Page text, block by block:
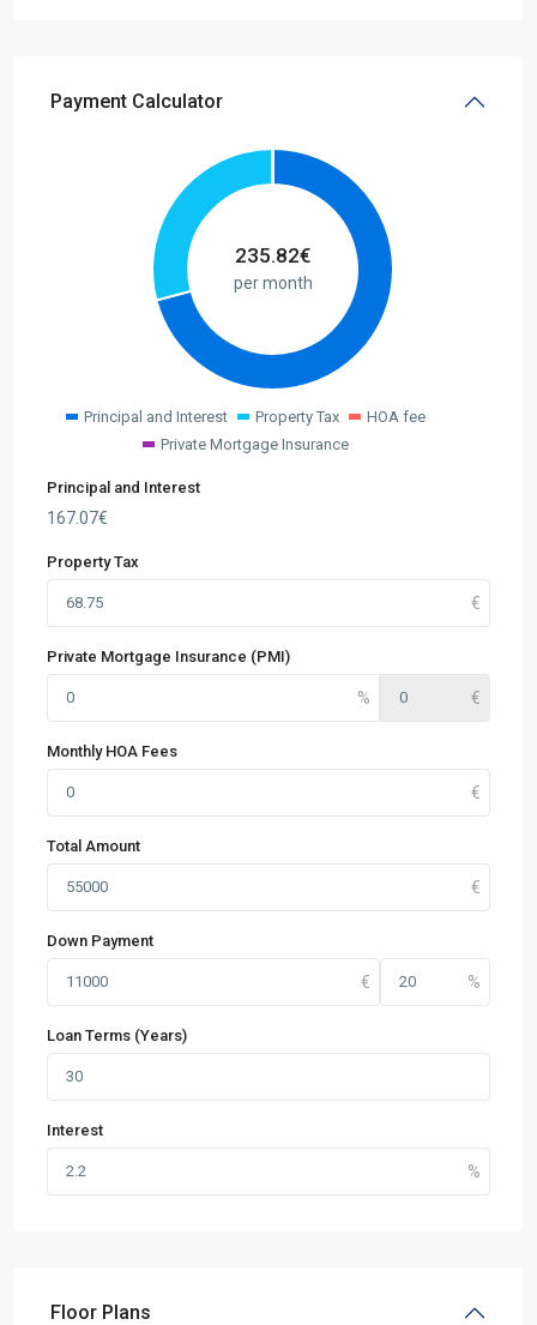
Payment Calculator
235.82€
per month
Principal and Interest Property Tax
HOA fee
Private Mortgage Insurance
Principal and Interest
167.07€
Property Tax
Private Mortgage Insurance (PMI)
Monthly HOA Fees
Total Amount
Down Payment
Loan Terms (Years)
Interest
Floor Plans